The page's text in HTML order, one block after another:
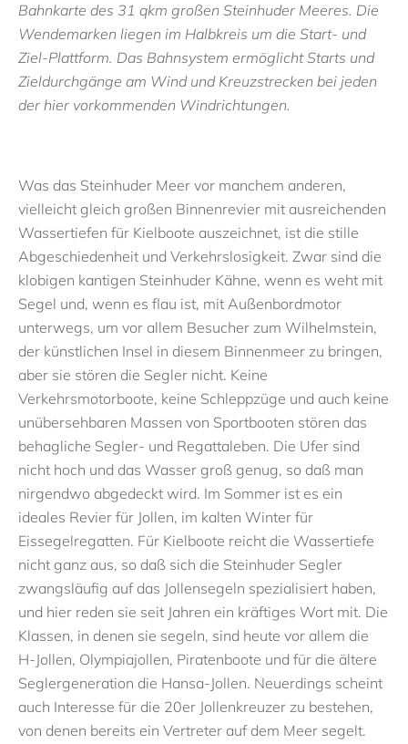
Bahnkarte des 31 qkm großen Steinhuder Meeres. Die
Wendemarken liegen im Halbkreis um die Start- und
Ziel-Plattform. Das Bahnsystem ermöglicht Starts und
Zieldurchgänge am Wind und Kreuzstrecken bei jeden
der hier vorkommenden Windrichtungen.
Was das Steinhuder Meer vor manchem anderen,
vielleicht gleich großen Binnenrevier mit ausreichenden
Wassertiefen für Kielboote auszeichnet, ist die stille
Abgeschiedenheit und Verkehrslosigkeit. Zwar sind die
klobigen kantigen Steinhuder Kähne, wenn es weht mit
Segel und, wenn es flau ist, mit Außenbordmotor
unterwegs, um vor allem Besucher zum Wilhelmstein,
der künstlichen Insel in diesem Binnenmeer zu bringen,
aber sie stören die Segler nicht. Keine
Verkehrsmotorboote, keine Schleppzüge und auch keine
unübersehbaren Massen von Sportbooten stören das
behagliche Segler- und Regattaleben. Die Ufer sind
nicht hoch und das Wasser groß genug, so daß man
nirgendwo abgedeckt wird. Im Sommer ist es ein
ideales Revier für Jollen, im kalten Winter für
Eissegelregatten. Für Kielboote reicht die Wassertiefe
nicht ganz aus, so daß sich die Steinhuder Segler
zwangsläufig auf das Jollensegeln spezialisiert haben,
und hier reden sie seit Jahren ein kräftiges Wort mit. Die
Klassen, in denen sie segeln, sind heute vor allem die
H-Jollen, Olympiajollen, Piratenboote und für die ältere
Seglergeneration die Hansa-Jollen. Neuerdings scheint
auch Interesse für die 20er Jollenkreuzer zu bestehen,
von denen bereits ein Vertreter auf dem Meer segelt.